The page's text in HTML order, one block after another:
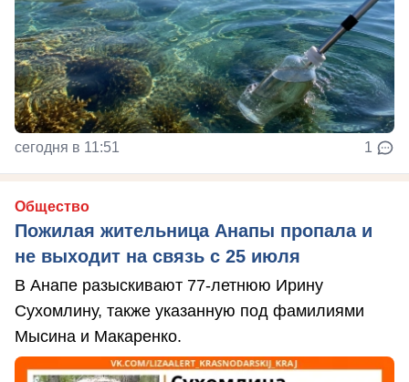
сегодня в 11:51 1
Общество
Пожилая жительница Анапы пропала и
не выходит на связь с 25 июля
В Анапе разыскивают 77-летнюю Ирину
Сухомлину, также указанную под фамилиями
Мысина и Макаренко.